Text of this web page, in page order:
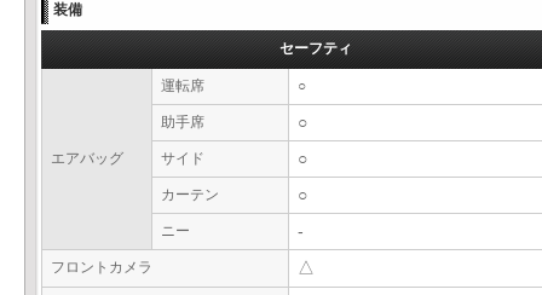
装備
セーフティ
エアバッグ
運転席 ○
助手席 ○
サイド ○
カーテン ○
ニー -
フロントカメラ △